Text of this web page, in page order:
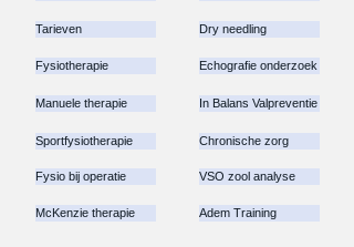
Tarieven
Fysiotherapie
Manuele therapie
Sportfysiotherapie
Fysio bij operatie
McKenzie therapie
Dry needling
Echografie onderzoek
In Balans Valpreventie
Chronische zorg
VSO zool analyse
Adem Training